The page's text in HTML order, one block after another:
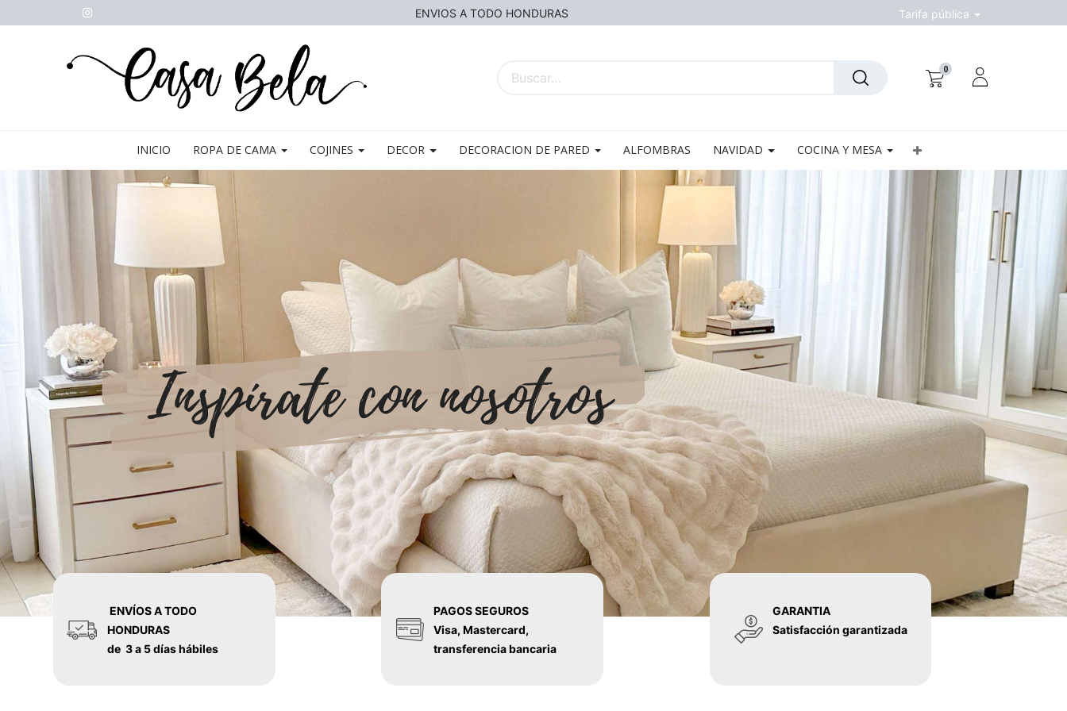
ENVIOS A TODO HONDURAS Tarifa pública
0
INICIO ROPA DE CAMA COJINES DECOR DECORACION DE PARED ALFOMBRAS NAVIDAD COCINA Y MESA
ENVÍOS A TODO
HONDURAS
de 3 a 5 días hábiles
PAGOS SEGUROS
Visa, Mastercard,
transferencia bancaria
GARANTIA
Satisfacción garantizada